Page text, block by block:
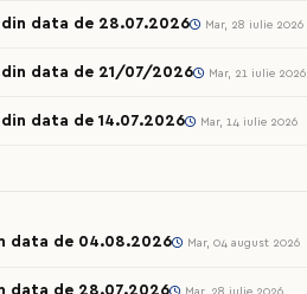
data de 28.07.2026 Mar, 28 iulie 2026
data de 21/07/2026 Mar, 21 iulie 2026
data de 14.07.2026 Mar, 14 iulie 2026
data de 04.08.2026 Mar, 04 august 2026
data de 28.07.2026